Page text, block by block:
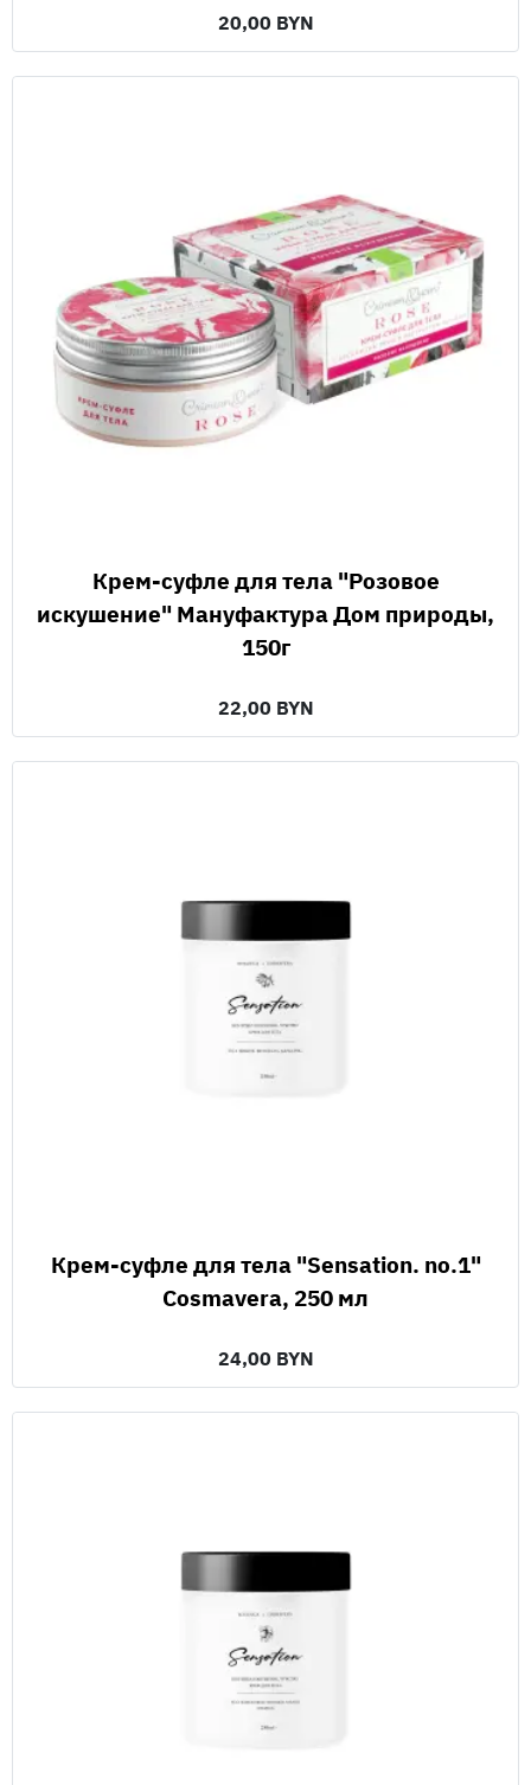
20,00 BYN
Крем-суфле для тела "Розовое
искушение" Мануфактура Дом природы,
150г
22,00 BYN
Крем-суфле для тела "Sensation. no.1"
Cosmavera, 250 мл
24,00 BYN